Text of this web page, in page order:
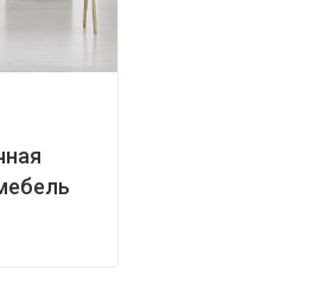
шкафу устойчивость на